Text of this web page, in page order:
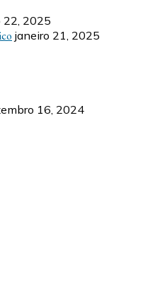
22, 2025
janeiro 21, 2025
16, 2024